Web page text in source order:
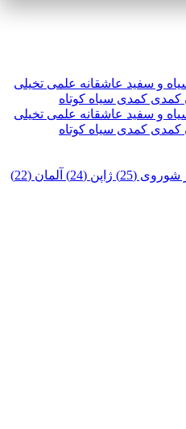
و سفید عاشقانه علمی تخیلی
کمدی کمدی سیاه کوتاه
و سفید عاشقانه علمی تخیلی
کمدی کمدی سیاه کوتاه
شوروی (25) ژاپن (24)
آلمان (22)